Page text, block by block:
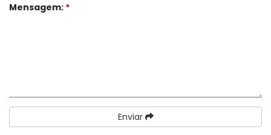
Mensagem: *
Enviar